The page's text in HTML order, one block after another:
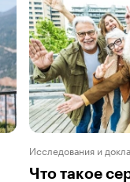
Исследования и
Что такое